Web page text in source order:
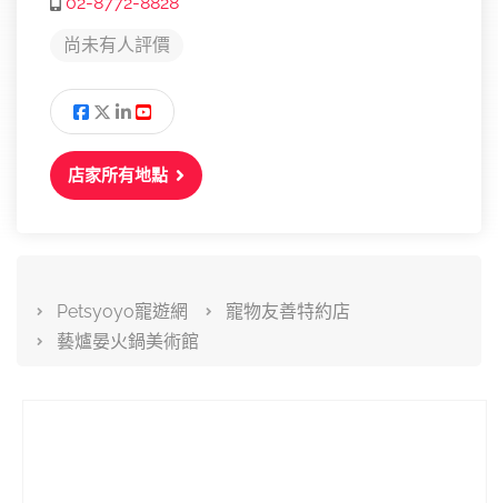
尚未有人評價
店家所有地點
Petsyoyo寵遊網
寵物友善特約店
藝爐晏火鍋美術館